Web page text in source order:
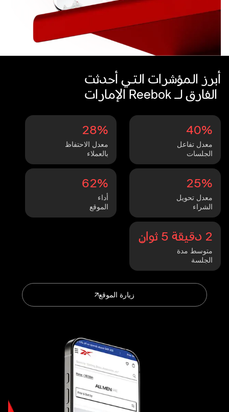
أبرز المؤشرات التي أحدثت
الفارق لـ Reebok الإمارات
40%
معدل تفاعل
الجلسات
28%
معدل الاحتفاظ
بالعملاء
25%
معدل تحويل
الشراء
62%
أداء
الموقع
2 دقيقة 5 ثوانٍ
متوسط مدة
الجلسة
زيارة الموقع